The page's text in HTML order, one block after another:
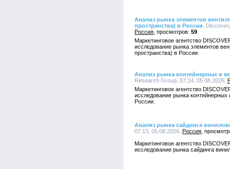
Анализ рынка элементов
пространства) в России ,
Россия
59
Маркетинговое агентство
исследование рынка элементов
пространства) в России.
Анализ рынка контейнерных и
Research Group, 07:14, 05.08.2026,
Маркетинговое агентство
исследование рынка
России.
Анализ рынка сайдинга
07:13, 05.08.2026, Россия
Маркетинговое агентство
исследование рынка сайдинга